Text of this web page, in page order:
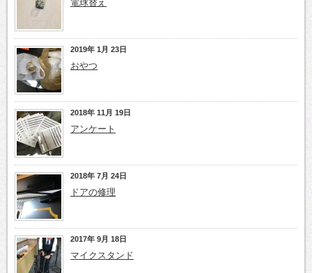
電球替え
2019年 1月 23日
おやつ
2018年 11月 19日
アンケート
2018年 7月 24日
ドアの修理
2017年 9月 18日
マイクスタンド